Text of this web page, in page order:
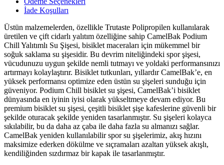
İade Koşulları
Üstün malzemelerden, özellikle Trutaste Polipropilen kullanılarak
üretilen ve çift cidarlı yalıtım özelliğine sahip CamelBak Podium
Chill Yalıtımlı Su Şişesi, bisiklet maceraları için mükemmel bir
soğuk saklama su şişesidir. Bu devrim niteliğindeki spor şişesi,
vücudunuzu uygun şekilde nemli tutmayı ve yoldaki performansınızı
artırmayı kolaylaştırır. Bisiklet tutkunları, yıllardır CamelBak’e, en
yüksek performansı optimize eden üstün su şişeleri sunduğu için
güveniyor. Podium Chill bisiklet su şişesi, CamelBak’i bisiklet
dünyasında en iyinin iyisi olarak yükseltmeye devam ediyor. Bu
premium bisiklet su şişesi, çeşitli bisiklet şişe kafeslerine güvenli bir
şekilde oturacak şekilde yeniden tasarlanmıştır. Su şişeleri kolayca
sıkılabilir, bu da daha az çaba ile daha fazla su almanızı sağlar.
CamelBak yeniden kullanılabilir spor su şişelerimiz, akış hızını
maksimize ederken dökülme ve sıçramaları azaltan yüksek akışlı,
kendiliğinden sızdırmaz bir kapak ile tasarlanmıştır.